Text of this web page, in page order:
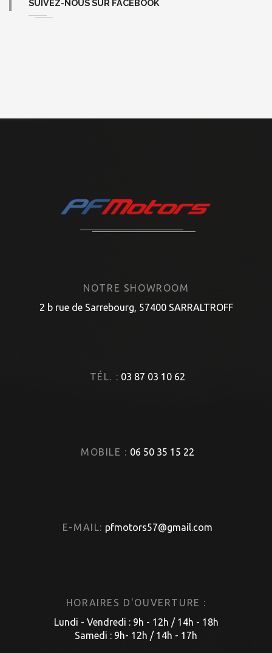
SUIVEZ-NOUS SUR FACEBOOK
NOTRE SHOWROOM
2 b rue de Sarrebourg, 57400 SARRALTROFF
TÉL. : 03 87 03 10 62
MOBILE : 06 50 35 15 22
E-MAIL: pfmotors57@gmail.com
HORAIRES D'OUVERTURE :
Lundi - Vendredi : 9h - 12h / 14h - 18h
Samedi : 9h- 12h / 14h - 17h